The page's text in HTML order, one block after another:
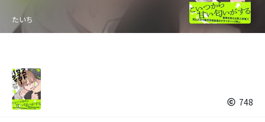
たいち
748